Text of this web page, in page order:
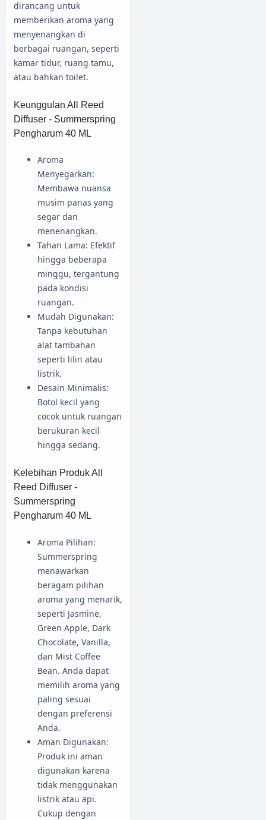
dirancang untuk
memberikan aroma yang
menyenangkan di
berbagai ruangan, seperti
kamar tidur, ruang tamu,
atau bahkan toilet.
Keunggulan All Reed
Diffuser - Summerspring
Pengharum 40 ML
Aroma
Menyegarkan:
Membawa nuansa
musim panas yang
segar dan
menenangkan.
Tahan Lama: Efektif
hingga beberapa
minggu, tergantung
pada kondisi
ruangan.
Mudah Digunakan:
Tanpa kebutuhan
alat tambahan
seperti lilin atau
listrik.
Desain Minimalis:
Botol kecil yang
cocok untuk ruangan
berukuran kecil
hingga sedang.
Kelebihan Produk All
Reed Diffuser -
Summerspring
Pengharum 40 ML
Aroma Pilihan:
Summerspring
menawarkan
beragam pilihan
aroma yang menarik,
seperti Jasmine,
Green Apple, Dark
Chocolate, Vanilla,
dan Mist Coffee
Bean. Anda dapat
memilih aroma yang
paling sesuai
dengan preferensi
Anda.
Aman Digunakan:
Produk ini aman
digunakan karena
tidak menggunakan
listrik atau api.
Cukup dengan